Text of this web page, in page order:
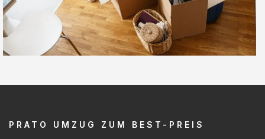
PRATO UMZUG ZUM BEST-PREIS